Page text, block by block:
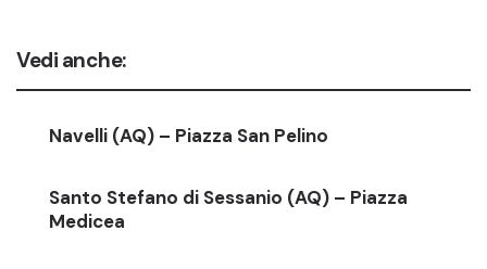
Vedi anche:
Navelli (AQ) – Piazza San Pelino
Santo Stefano di Sessanio (AQ) – Piazza
Medicea